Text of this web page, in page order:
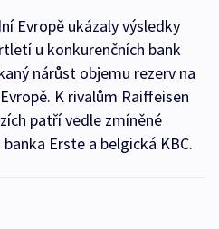
Evropě ukázaly výsledky
u konkurenčních bank
nárůst objemu rezerv na
K rivalům Raiffeisen
patří vedle zmíněné
Erste a belgická KBC.